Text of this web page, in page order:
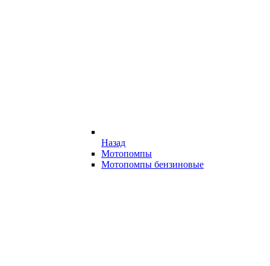
Назад
Мотопомпы
Мотопомпы бензиновые